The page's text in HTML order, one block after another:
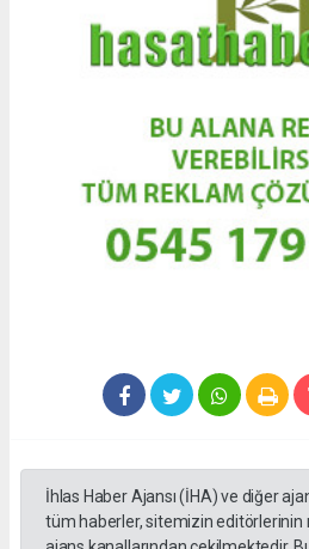
İhlas Haber Ajansı (İHA) ve diğer
tüm haberler, sitemizin editörlerinin